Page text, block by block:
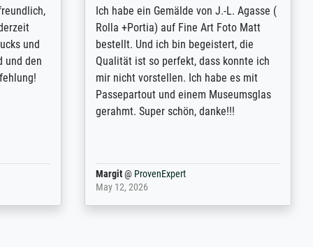
is
go-to
on -
Qualité absolument irréprochable.
Extraordinaire diversité des thèmes
abordés et personnalisation des
demandes (recadrage, réajustement des
couleurs). Relation clientèle parfaite.
Transport, réception sans aucun
problème. Merci à toute l'équipe ! Hervé
Anonym@ProvenExpert
March 31, 2025